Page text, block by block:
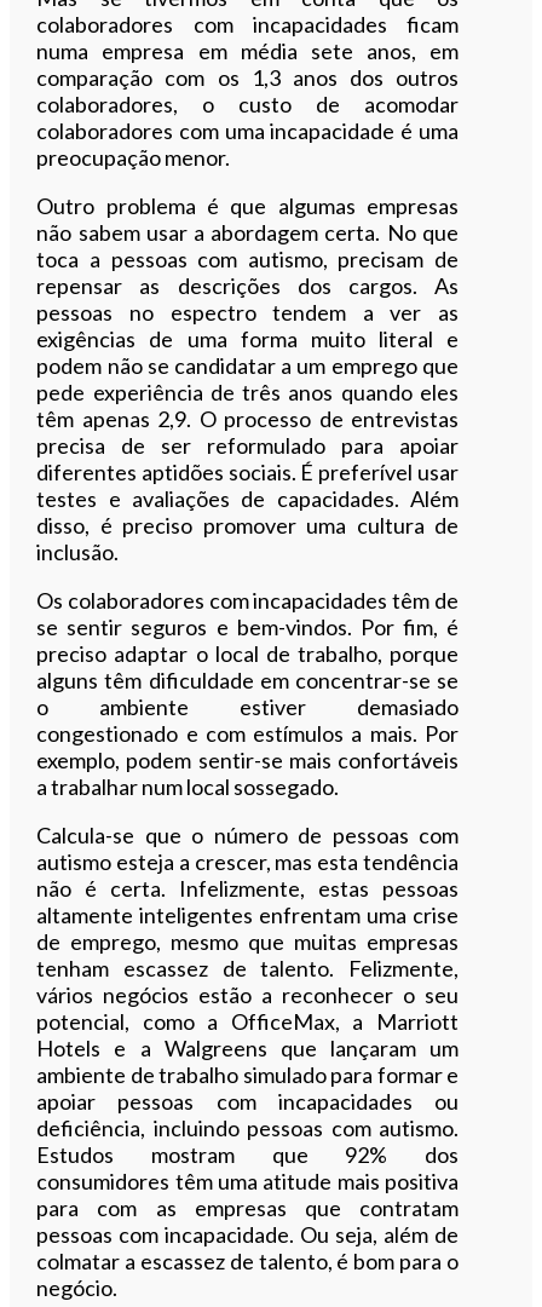
colaboradores com incapacidades ficam
numa empresa em média sete anos, em
comparação com os 1,3 anos dos outros
colaboradores, o custo de acomodar
colaboradores com uma incapacidade é uma
preocupação menor.
Outro problema é que algumas empresas
não sabem usar a abordagem certa. No que
toca a pessoas com autismo, precisam de
repensar as descrições dos cargos. As
pessoas no espectro tendem a ver as
exigências de uma forma muito literal e
podem não se candidatar a um emprego que
pede experiência de três anos quando eles
têm apenas 2,9. O processo de entrevistas
precisa de ser reformulado para apoiar
diferentes aptidões sociais. É preferível usar
testes e avaliações de capacidades. Além
disso, é preciso promover uma cultura de
inclusão.
Os colaboradores com incapacidades têm de
se sentir seguros e bem-vindos. Por fim, é
preciso adaptar o local de trabalho, porque
alguns têm dificuldade em concentrar-se se
o ambiente estiver demasiado
congestionado e com estímulos a mais. Por
exemplo, podem sentir-se mais confortáveis
a trabalhar num local sossegado.
Calcula-se que o número de pessoas com
autismo esteja a crescer, mas esta tendência
não é certa. Infelizmente, estas pessoas
altamente inteligentes enfrentam uma crise
de emprego, mesmo que muitas empresas
tenham escassez de talento. Felizmente,
vários negócios estão a reconhecer o seu
potencial, como a OfficeMax, a Marriott
Hotels e a Walgreens que lançaram um
ambiente de trabalho simulado para formar e
apoiar pessoas com incapacidades ou
deficiência, incluindo pessoas com autismo.
Estudos mostram que 92% dos
consumidores têm uma atitude mais positiva
para com as empresas que contratam
pessoas com incapacidade. Ou seja, além de
colmatar a escassez de talento, é bom para o
negócio.